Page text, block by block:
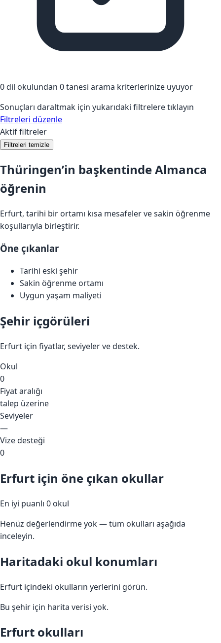
0 dil okulundan 0 tanesi arama kriterlerinize uyuyor
Sonuçları daraltmak için yukarıdaki filtrelere tıklayın
Filtreleri düzenle
Aktif filtreler
Filtreleri temizle
Thüringen’in başkentinde Almanca
öğrenin
Erfurt, tarihi bir ortamı kısa mesafeler ve sakin öğrenme
koşullarıyla birleştirir.
Öne çıkanlar
Tarihi eski şehir
Sakin öğrenme ortamı
Uygun yaşam maliyeti
Şehir içgörüleri
Erfurt için fiyatlar, seviyeler ve destek.
Okul
0
Fiyat aralığı
talep üzerine
Seviyeler
—
Vize desteği
0
Erfurt için öne çıkan okullar
En iyi puanlı 0 okul
Henüz değerlendirme yok — tüm okulları aşağıda
inceleyin.
Haritadaki okul konumları
Erfurt içindeki okulların yerlerini görün.
Bu şehir için harita verisi yok.
Erfurt okulları